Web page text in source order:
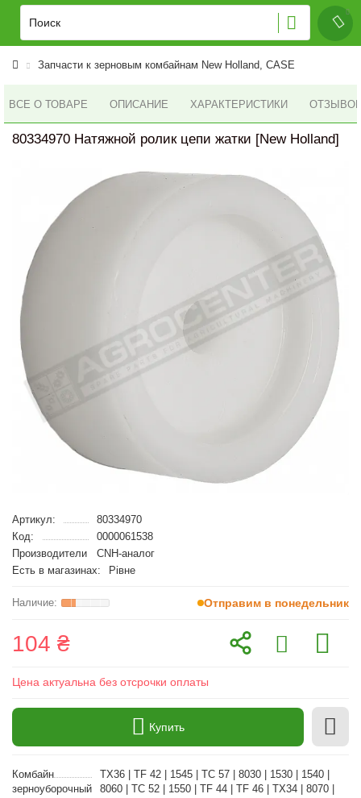
Запчасти к зерновым комбайнам New Holland, CASE
ВСЕ О ТОВАРЕ ОПИСАНИЕ ХАРАКТЕРИСТИКИ ОТЗЫВОВ
80334970 Натяжной ролик цепи жатки [New Holland]
Артикул:
80334970
Код:
0000061538
Производители
CNH-аналог
Есть в магазинах:
Рівне
Отправим в понедельник
104 ₴
Цена актуальна без отсрочки оплаты
Купить
Комбайн
зерноуборочный
TX36 | TF 42 | 1545 | TC 57 | 8030 | 1530 | 1540 |
8060 | TC 52 | 1550 | TF 44 | TF 46 | TX34 | 8070 |